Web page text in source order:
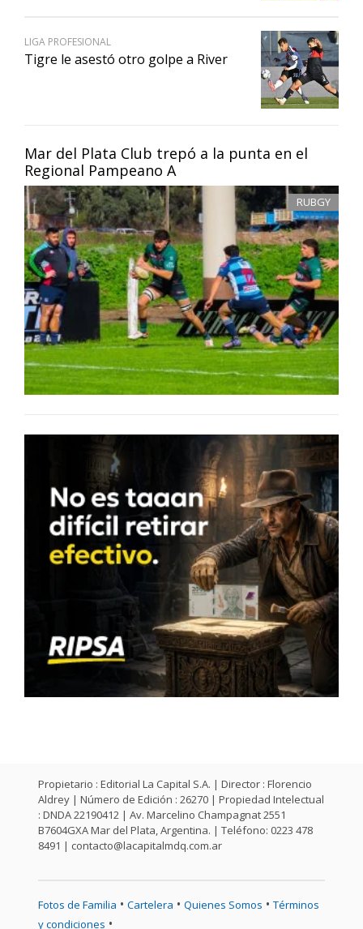
Mar del Plata Club trepó a la punta en el
Regional Pampeano A
RUBGY
LIGA PROFESIONAL
Tigre le asestó otro golpe a River
Propietario : Editorial La Capital S.A. | Director : Florencio
Aldrey | Número de Edición : 26270 | Propiedad Intelectual
: DNDA 22190412 | Av. Marcelino Champagnat 2551
B7604GXA Mar del Plata, Argentina. | Teléfono: 0223 478
8491 | contacto@lacapitalmdq.com.ar
Fotos de Familia • Cartelera • Quienes Somos • Términos
y condiciones •